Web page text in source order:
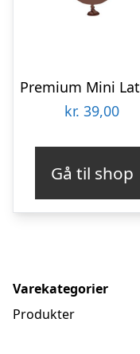
kr. 39,00
Gå til shop
Varekategorier
Produkter